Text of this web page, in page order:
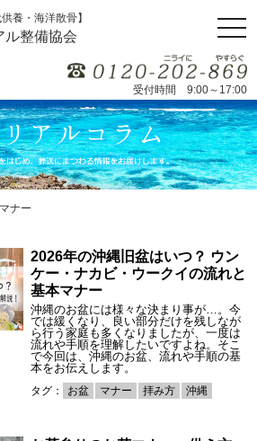
養・海洋散骨】
ル整備協会
受付時間 9:00～17:00
マナー
2026年の沖縄旧盆はいつ？ ウン
ケー・ナカビ・ウークイの流れと
基本マナー
沖縄のお盆には様々な決まり事が…。今
では緩くなり、良い部分だけを残しなが
ら行う家庭も多くなりましたが、一度は
流れや手順を理解したいですよね。そこ
で今回は、沖縄のお盆、流れや手順の基
本をお伝えします。
タグ： お盆 マナー 拝み方 沖縄